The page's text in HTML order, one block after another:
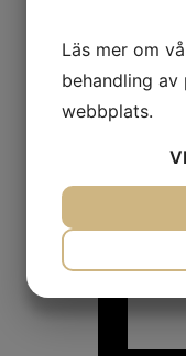
Läs mer om
behandling
webbplats.